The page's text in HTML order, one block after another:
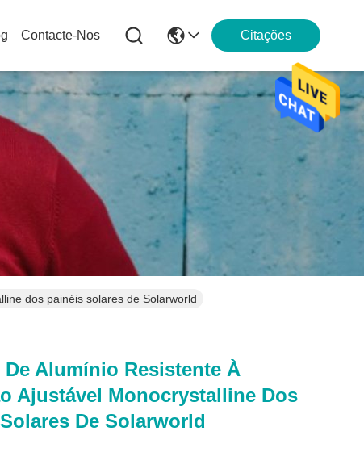
Contacte-Nos Citações
dos painéis solares de Solarworld
Alumínio Resistente À
Ajustável Monocrystalline Dos
De Solarworld